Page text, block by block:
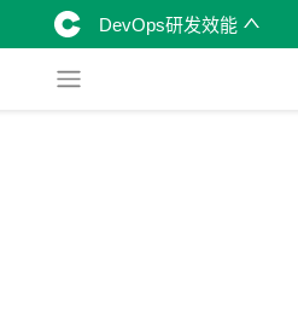
DevOps研发效能